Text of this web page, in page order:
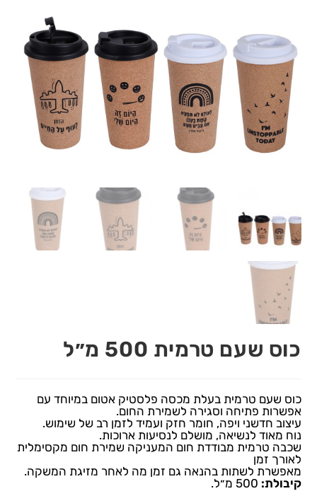
כוס שעם טרמית 500 מ״ל
כוס שעם טרמית בעלת מכסה פלסטיק אטום במיוחד עם
אפשרות פתיחה וסגירה לשמירת החום.
עיצוב חדשני ויפה, חומר חזק ועמיד לזמן רב של שימוש.
נוח מאוד לנשיאה, מושלם לנסיעות ארוכות.
שכבה טרמית מבודדת חום המעניקה שמירת חום מקסימלית
לאורך זמן
מאפשרת לשתות בהנאה גם זמן מה לאחר מזיגת המשקה.
קיבולת: 500 מ״ל.